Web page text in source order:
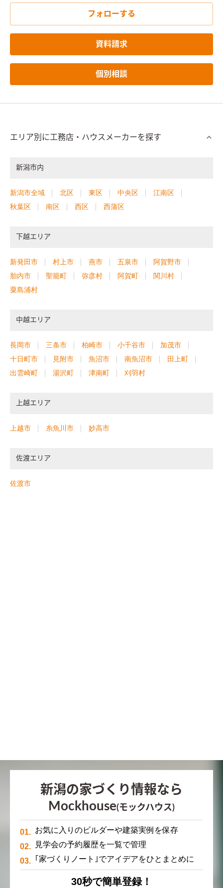
フォローする
資料請求
個別相談
エリア別に工務店・ハウスメーカーを探す
新潟市内
新潟市全域 北区 東区 中央区
江南区
秋葉区
南区 西区 西蒲区
下越エリア
新発田市 村上市 燕市 五泉市
阿賀野市
胎内市
聖籠町 弥彦村 阿賀町
関川村
粟島浦村
中越エリア
長岡市 三条市 柏崎市 小千谷市
加茂市
十日町市
見附市 魚沼市 南魚沼市
田上町
出雲崎町
湯沢町 津南町 刈羽村
上越エリア
上越市 糸魚川市 妙高市
佐渡エリア
佐渡市
新潟の家づくり情報なら
Mockhouse(モックハウス)
お気に入りのビルダーや建築実例を保存
見学会の予約履歴を一覧で管理
｢家づくりノート｣でアイデアをひとまとめに
30秒で簡単登録！